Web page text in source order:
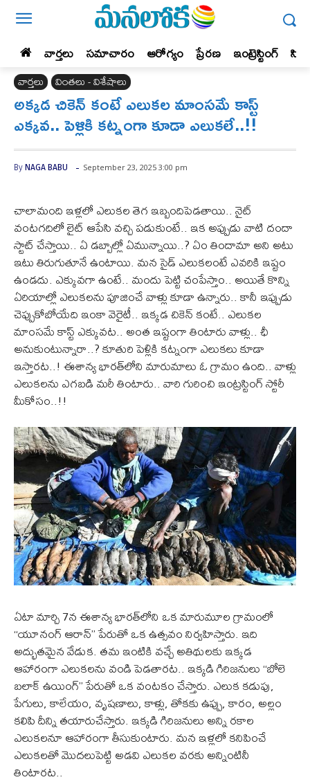
వార్తలు సమాచారం ఆరోగ్యం ప్రేర‌ణ‌ ఇంట్రెస్టింగ్‌
వార్తలు వింతలు - విశేషాలు
అక్కడ చికెన్‌ కంటే ఎలుకల మాంసమే కాస్ట్‌
ఎక్కవ.. పెళ్లికి కట్నంగా కూడా ఎలుకలే..!!
By NAGA BABU - September 23, 2025 3:00 pm
చాలామంది ఇళ్లలో ఎలుకల తెగ ఇబ్బందిపెడతాయి.. నైట్‌
వంటగదిలో లైట్‌ ఆపేసి వచ్చి పడుకుంటే.. ఇక అప్పుడు వాటి దందా
స్టాట్‌ చేస్తాయి.. ఏ డబ్బాల్లో ఏమున్నాయి..? ఏం తిందామా అని అటు
ఇటు తిరుగుతూనే ఉంటాయి. మన సైడ్‌ ఎలుకలంటే ఎవరికి ఇష్టం
ఉండదు. ఎక్కువగా ఉంటే.. మందు పెట్టి చంపేస్తాం.. అయితే కొన్ని
ఏరియాల్లో ఎలుకలను పూజించే వాళ్లు కూడా ఉన్నారు.. కానీ ఇప్పుడు
చెప్పుకోబోయేది ఇంకా వెరైటీ.. ఇక్కడ చికెన్‌ కంటే.. ఎలుకల
మాంసమే కాస్ట్‌ ఎక్కువట.. అంత ఇష్టంగా తింటారు వాళ్లు.. ఛీ
అనుకుంటున్నారా..? కూతురి పెళ్లికి కట్నంగా ఎలుకలు కూడా
ఇస్తారట..! ఈశాన్య భారత్‌లోని మారుమాలు ఓ గ్రామం ఉంది.. వాళ్లు
ఎలుకలను ఎగబడి మరీ తింటారు.. వారి గురించి ఇంట్రస్టింగ్‌ స్టోరీ
మీకోసం..!!
ఏటా మార్చి 7న ఈశాన్య భారత్‌లోని ఒక మారుమూల గ్రామంలో
‘‘యూనంగ్ ఆరాన్’’ పేరుతో ఒక ఉత్సవం నిర్వహిస్తారు. ఇది
అద్భుతమైన వేడుక. తమ ఇంటికి వచ్చే అతిథులకు ఇక్కడ
ఆహారంగా ఎలుకలను వండి పెడతారట.. ఇక్కడి గిరిజనులు ‘‘బోలె
బలాక్ ఉయింగ్’’ పేరుతో ఒక వంటకం చేస్తారు. ఎలుక కడుపు,
పేగులు, కాలేయం, వృషణాలు, కాళ్లు, తోకకు ఉప్పు, కారం, అల్లం
కలిపి దీన్ని తయారుచేస్తారు. ఇక్కడి గిరిజనులు అన్ని రకాల
ఎలుకలనూ ఆహారంగా తీసుకుంటారు. మన ఇళ్లలో కనిపించే
ఎలుకలతో మొదలుపెట్టి అడవి ఎలుకల వరకు అన్నింటినీ
తింటారట..